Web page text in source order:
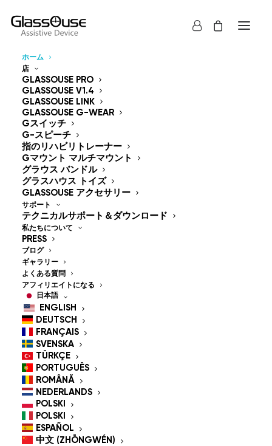
ホーム
店
GLASSOUSE PRO
GLASSOUSE V1.4
GLASSOUSE LINK
GLASSOUSE G-WEAR
Gスイッチ
G-スピーチ
指のリハビリトレーナー
Gマウント マルチマウント
グラウス バンドル
グラスハウス トイズ
GLASSOUSE アクセサリー
サポート
テクニカルサポート＆ダウンロード
私たちについて
PRESS
ブログ
ギャラリー
よくある質問
アフィリエイトになる
日本語
ENGLISH
DEUTSCH
FRANÇAIS
SVENSKA
TÜRKÇE
PORTUGUÊS
ROMÂNĂ
NEDERLANDS
POLSKI
POLSKI
ESPAÑOL
中文 (ZHŌNGWÉN)
制御装置
ハンズフリー
GlassOuse — The
World's #1 Hands-Free
Mouse & Head
Controlled Mouse for
People With
Disabilities
GlassOuse is the most trusted
そしてhead controlled mouse
assistive technology that gives people with
physical disabilities full, independent control over